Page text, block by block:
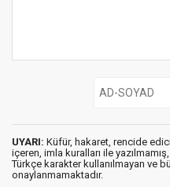
UYARI: Küfür, hakaret, rencide
içeren, imla kuralları ile yazılmamış,
Türkçe karakter kullanılmayan ve
onaylanmamaktadır.